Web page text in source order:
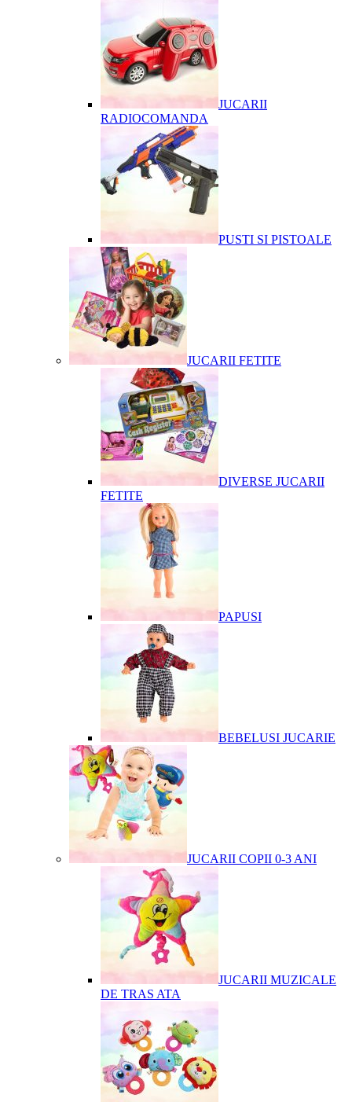
JUCARII
RADIOCOMANDA
PUSTI SI PISTOALE
JUCARII FETITE
DIVERSE JUCARII
FETITE
PAPUSI
BEBELUSI JUCARIE
JUCARII COPII 0-3 ANI
JUCARII MUZICALE
DE TRAS ATA